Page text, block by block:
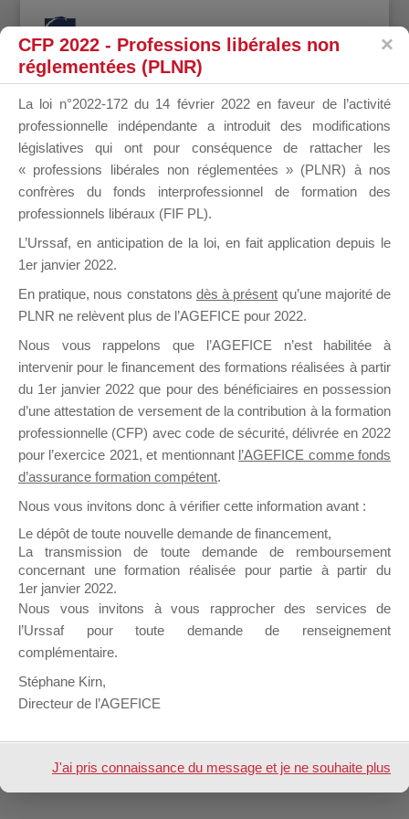
JAUNIN
il y a un an
Profil Groupes 1 Forums
Inscription
Nom &
Prénom
CHRISTELLE JAUNIN
Design de
CFP 2022 - Professions libérales non
réglementées (PLNR)
La loi n°2022-172 du 14 février 2022 en faveur de l’activité
professionnelle indépendante a introduit des modifications
législatives qui ont pour conséquence de rattacher les
« professions libérales non réglementées » (PLNR) à nos
confrères du fonds interprofessionnel de formation des
professionnels libéraux (FIF PL).
L’Urssaf, en anticipation de la loi, en fait application depuis le
1er janvier 2022.
En pratique, nous constatons dès à présent qu’une majorité de
PLNR ne relèvent plus de l’AGEFICE pour 2022.
Nous vous rappelons que l’AGEFICE n’est habilitée à
intervenir pour le financement des formations réalisées à partir
du 1er janvier 2022 que pour des bénéficiaires en possession
d’une attestation de versement de la contribution à la formation
professionnelle (CFP) avec code de sécurité, délivrée en 2022
pour l’exercice 2021, et mentionnant l’AGEFICE comme fonds
d’assurance formation compétent.
Nous vous invitons donc à vérifier cette information avant :
Le dépôt de toute nouvelle demande de financement,
La transmission de toute demande de remboursement
concernant une formation réalisée pour partie à partir du
1er janvier 2022.
Nous vous invitons à vous rapprocher des services de
l’Urssaf pour toute demande de renseignement
complémentaire.
Stéphane Kirn,
Directeur de l’AGEFICE
J'ai pris connaissance du message et je ne souhaite plus